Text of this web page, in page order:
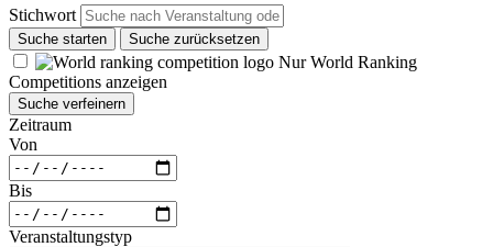
Stichwort
Suche starten Suche zurücksetzen
Nur World Ranking
Competitions anzeigen
Suche verfeinern
Zeitraum
Von
Bis
Veranstaltungstyp